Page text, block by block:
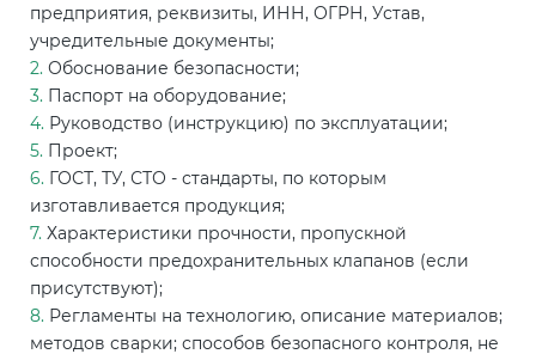
предприятия, реквизиты, ИНН, ОГРН, Устав,
учредительные документы;
Обоснование безопасности;
Паспорт на оборудование;
Руководство (инструкцию) по эксплуатации;
Проект;
ГОСТ, ТУ, СТО - стандарты, по которым
изготавливается продукция;
Характеристики прочности, пропускной
способности предохранительных клапанов (если
присутствуют);
Регламенты на технологию, описание материалов;
методов сварки; способов безопасного контроля, не